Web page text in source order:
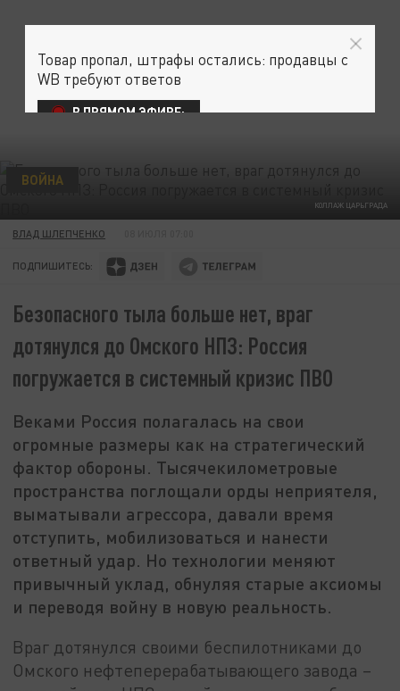
КОЛЛАЖ ЦАРЬГРАДА
ВОЙНА
ВЛАД ШЛЕПЧЕНКО
ПОДПИШИТЕСЬ:
Безопасного тыла больше нет, враг
дотянулся до Омского НПЗ: Россия
погружается в системный кризис ПВО
Веками Россия полагалась на свои
огромные размеры как на стратегический
фактор обороны. Тысячекилометровые
пространства поглощали орды неприятеля,
выматывали агрессора, давали время
отступить, мобилизоваться и нанести
ответный удар. Но технологии меняют
привычный уклад, обнуляя старые аксиомы
и переводя войну в новую реальность.
Враг дотянулся своими беспилотниками до
Омского нефтеперерабатывающего завода –
Товар пропал, штрафы остались: продавцы с
WB требуют ответов
В ПРЯМОМ ЭФИРЕ: